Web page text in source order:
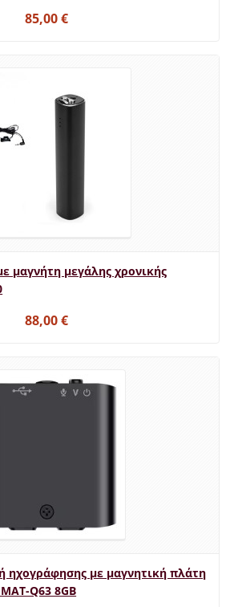
85,00 €
μαγνήτη μεγάλης χρονικής
88,00 €
ηχογράφησης με μαγνητική πλάτη
Q63 8GB